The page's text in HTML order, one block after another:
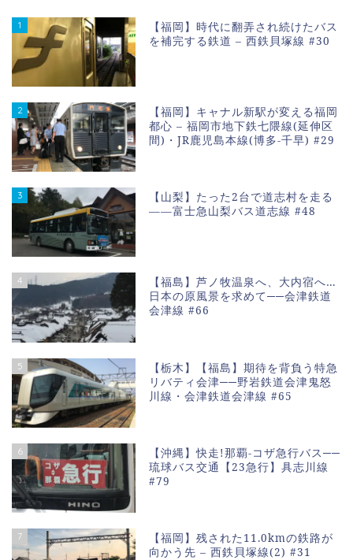
1
【福岡】時代に翻弄され続けたバス
を補完する鉄道 – 西鉄貝塚線 #30
2
【福岡】キャナル新駅が変える福岡
都心 – 福岡市地下鉄七隈線(延伸区
間)・JR鹿児島本線(博多-千早) #29
3
【山梨】たった2台で道志村を走る
――富士急山梨バス道志線 #48
4
【福島】芦ノ牧温泉へ、大内宿へ…
日本の原風景を求めて──会津鉄道
会津線 #66
5
【栃木】【福島】期待を背負う特急
リバティ会津──野岩鉄道会津鬼怒
川線・会津鉄道会津線 #65
6
【沖縄】快走!那覇-コザ急行バス──
琉球バス交通【23急行】具志川線
#79
7
【福岡】残された11.0kmの鉄路が
向かう先 – 西鉄貝塚線(2) #31